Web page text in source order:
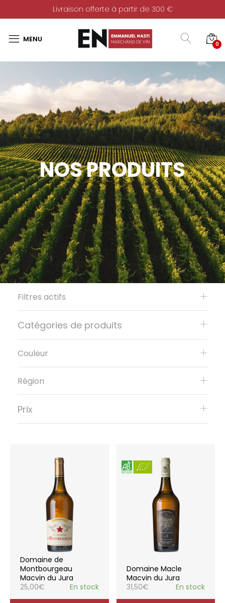
Livraison offerte à partir de 300 €
0
NOS PRODUITS
Domaine de
Montbourgeau
Macvin du Jura
25,00€ En stock
Domaine Macle
Macvin du Jura
31,50€ En stock
Filtres actifs
Catégories de produits
Couleur
Région
Prix